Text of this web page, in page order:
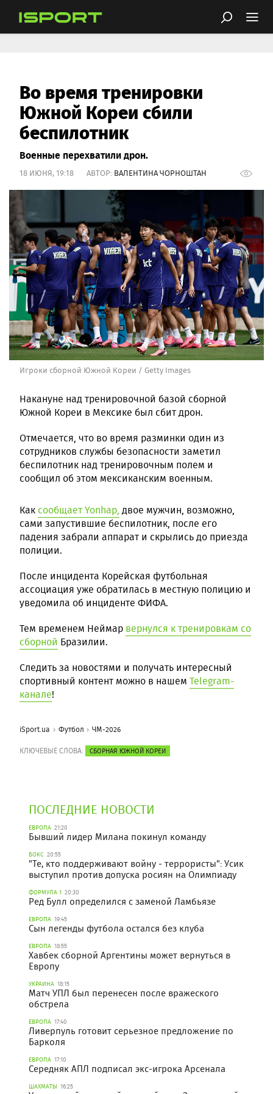
Во время тренировки
Южной Кореи сбили
беспилотник
Военные перехватили дрон.
18 ИЮНЯ, 19:18 АВТОР: ВАЛЕНТИНА ЧОРНОШТАН
Игроки сборной Южной Кореи / Getty Images
Накануне над тренировочной базой сборной
Южной Кореи в Мексике был сбит дрон.
Отмечается, что во время разминки один из
сотрудников службы безопасности заметил
беспилотник над тренировочным полем и
сообщил об этом мексиканским военным.
Как сообщает Yonhap, двое мужчин, возможно,
сами запустившие беспилотник, после его
падения забрали аппарат и скрылись до приезда
полиции.
После инцидента Корейская футбольная
ассоциация уже обратилась в местную полицию и
уведомила об инциденте ФИФА.
Тем временем Неймар вернулся к тренировкам со
сборной Бразилии.
Следить за новостями и получать интересный
спортивный контент можно в нашем Telegram-
канале!
iSport.ua Футбол ЧМ-2026
КЛЮЧЕВЫЕ СЛОВА: СБОРНАЯ ЮЖНОЙ КОРЕИ
ПОСЛЕДНИЕ НОВОСТИ
ЕВРОПА 21:20
Бывший лидер Милана покинул команду
БОКС 20:55
"Те, кто поддерживают войну - террористы": Усик
выступил против допуска росиян на Олимпиаду
ФОРМУЛА 1 20:30
Ред Булл определился с заменой Ламбьязе
ЕВРОПА 19:45
Сын легенды футбола остался без клуба
ЕВРОПА 18:55
Хавбек сборной Аргентины может вернуться в
Европу
УКРАИНА 18:15
Матч УПЛ был перенесен после вражеского
обстрела
ЕВРОПА 17:40
Ливерпуль готовит серьезное предложение по
Барколя
ЕВРОПА 17:10
Середняк АПЛ подписал экс-игрока Арсенала
ШАХМАТЫ 16:25